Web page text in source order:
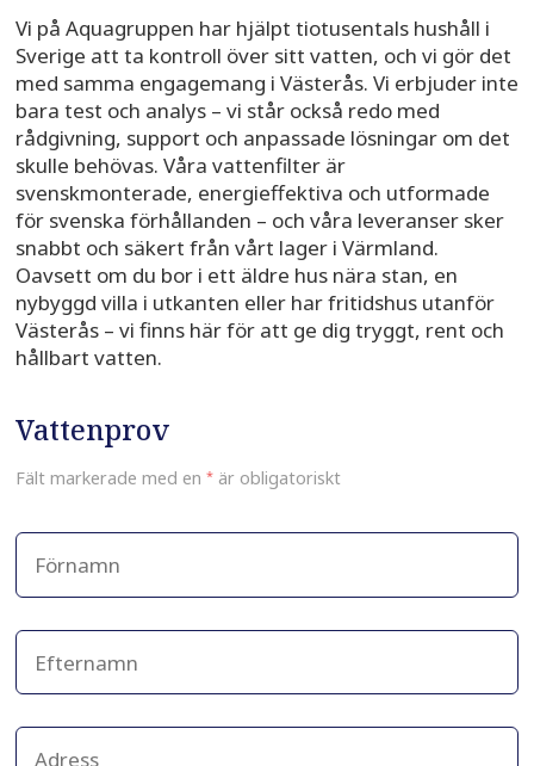
Vi på Aquagruppen har hjälpt tiotusentals hushåll i
Sverige att ta kontroll över sitt vatten, och vi gör det
med samma engagemang i Västerås. Vi erbjuder inte
bara test och analys – vi står också redo med
rådgivning, support och anpassade lösningar om det
skulle behövas. Våra vattenfilter är
svenskmonterade, energieffektiva och utformade
för svenska förhållanden – och våra leveranser sker
snabbt och säkert från vårt lager i Värmland.
Oavsett om du bor i ett äldre hus nära stan, en
nybyggd villa i utkanten eller har fritidshus utanför
Västerås – vi finns här för att ge dig tryggt, rent och
hållbart vatten.
Vattenprov
Fält markerade med en *är obligatoriskt